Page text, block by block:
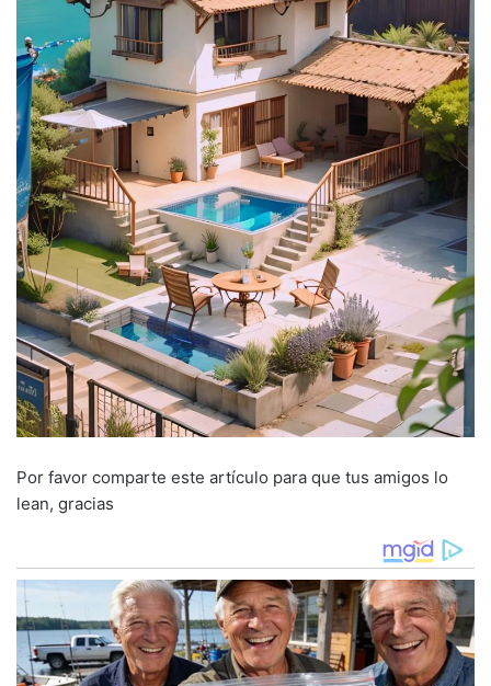
Por favor comparte este artículo para que tus amigos lo
lean, gracias